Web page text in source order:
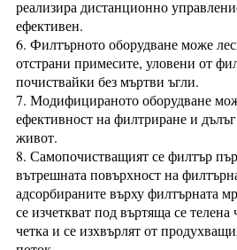
реализира дистанционно
ефективен.
6. Филтърното оборудване може
отстрани примесите, уловени от
почиствайки без мъртви ъгли.
7. Модифицираното оборудване
ефективност на филтриране и
живот.
8. Самопочистващият се филтър
вътрешната повърхност на
адсорбираните върху филтърната
се изчеткват под въртяща се
четка и се изхвърлят от